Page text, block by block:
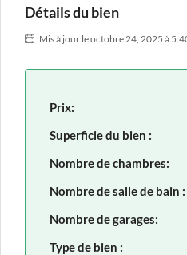
Détails du bien
Mis à jour le octobre 24, 2025 à
Prix:
Superficie du bien :
Nombre de chambres:
Nombre de salle de bain :
Nombre de garages:
Type de bien :